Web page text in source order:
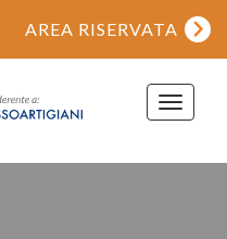
AREA RISERVATA
Toggle